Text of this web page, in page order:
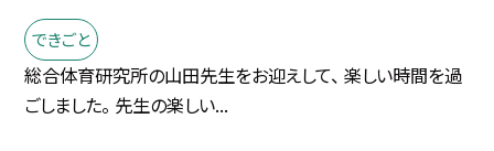
できごと
総合体育研究所の山田先生をお迎えして、 楽しい時間を過
ごしました。 先生の楽しい...